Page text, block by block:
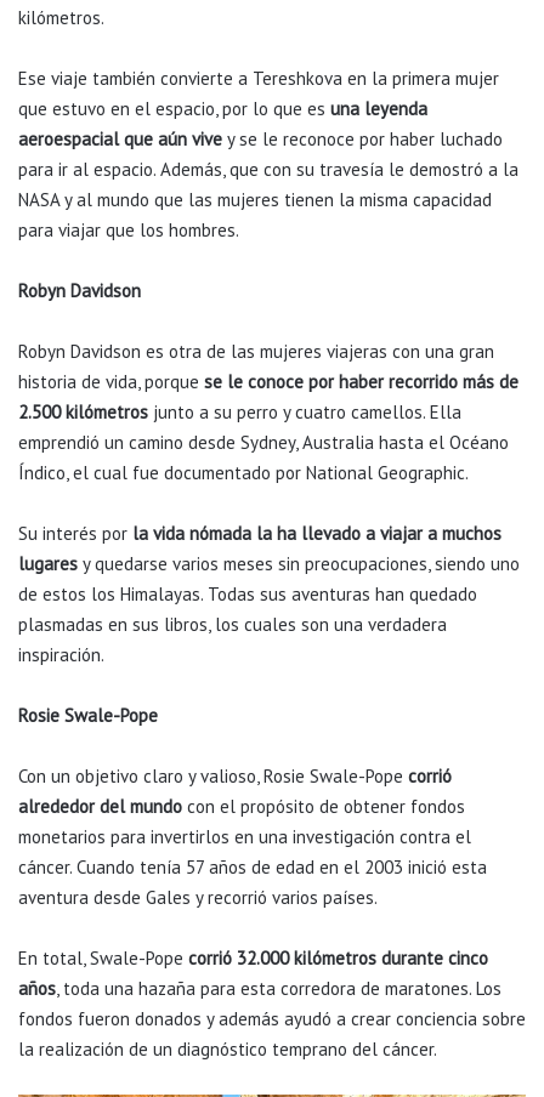
kilómetros.
Ese viaje también convierte a Tereshkova en la primera mujer
que estuvo en el espacio, por lo que es una leyenda
aeroespacial que aún vive y se le reconoce por haber luchado
para ir al espacio. Además, que con su travesía le demostró a la
NASA y al mundo que las mujeres tienen la misma capacidad
para viajar que los hombres.
Robyn Davidson
Robyn Davidson es otra de las mujeres viajeras con una gran
historia de vida, porque se le conoce por haber recorrido más de
2.500 kilómetros junto a su perro y cuatro camellos. Ella
emprendió un camino desde Sydney, Australia hasta el Océano
Índico, el cual fue documentado por National Geographic.
Su interés por la vida nómada la ha llevado a viajar a muchos
lugares y quedarse varios meses sin preocupaciones, siendo uno
de estos los Himalayas. Todas sus aventuras han quedado
plasmadas en sus libros, los cuales son una verdadera
inspiración.
Rosie Swale-Pope
Con un objetivo claro y valioso, Rosie Swale-Pope corrió
alrededor del mundo con el propósito de obtener fondos
monetarios para invertirlos en una investigación contra el
cáncer. Cuando tenía 57 años de edad en el 2003 inició esta
aventura desde Gales y recorrió varios países.
En total, Swale-Pope corrió 32.000 kilómetros durante cinco
años , toda una hazaña para esta corredora de maratones. Los
fondos fueron donados y además ayudó a crear conciencia sobre
la realización de un diagnóstico temprano del cáncer.